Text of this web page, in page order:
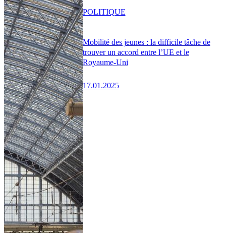
Mobilité des jeunes : la difficile tâche de
trouver un accord entre l’UE et le
Royaume-Uni
17.01.2025
POLITIQUE